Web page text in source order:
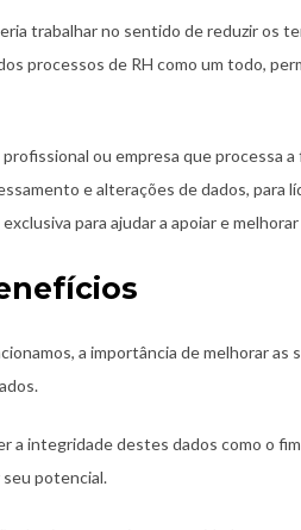
trabalhar no sentido de reduzir os
processos de RH como um todo,
ou empresa que processa
e alterações de dados, para
para ajudar a apoiar e
a importância de melhorar
a integridade destes dados como o
potencial.